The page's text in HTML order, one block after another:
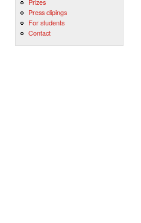
Press clipings
For students
Contact